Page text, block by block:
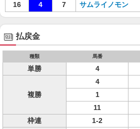
16
4 7 サムライノモン
払戻金
種類 馬番
単勝 4
複勝
4
1
11
枠連
1-2